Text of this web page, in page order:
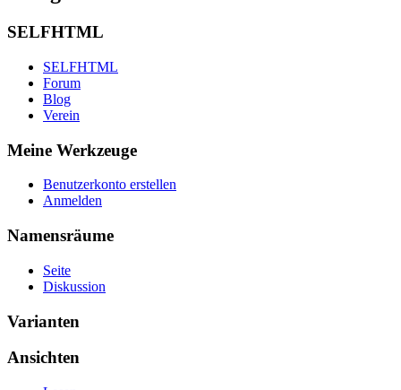
SELFHTML
SELFHTML
Forum
Blog
Verein
Meine Werkzeuge
Benutzerkonto erstellen
Anmelden
Namensräume
Seite
Diskussion
Varianten
Ansichten